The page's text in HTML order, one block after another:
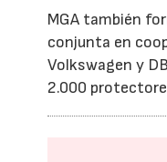
MGA también
conjunta en
Volkswagen y
2.000